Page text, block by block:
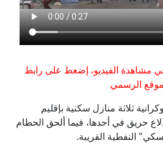
مساجد الدولة غداً
الفيديو، إضغط على رابط
الرسمي
ثلاثة منازل سكنية بإقليم
حريق في أحدها، فيما ألحق الحطام
النفطية القريبة.